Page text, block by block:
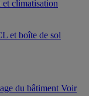
climatisation
et boîte de sol
du bâtiment Voir